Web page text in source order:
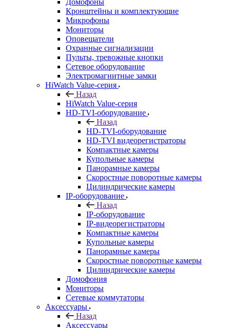
Домофоны
Кронштейны и комплектующие
Микрофоны
Мониторы
Оповещатели
Охранные сигнализации
Пульты, тревожные кнопки
Сетевое оборудование
Электромагнитные замки
HiWatch Value-серия
Назад
HiWatch Value-серия
HD-TVI-оборудование
Назад
HD-TVI-оборудование
HD-TVI видеорегистраторы
Компактные камеры
Купольные камеры
Панорамные камеры
Скоростные поворотные камеры
Цилиндрические камеры
IP-оборудование
Назад
IP-оборудование
IP-видеорегистраторы
Компактные камеры
Купольные камеры
Панорамные камеры
Скоростные поворотные камеры
Цилиндрические камеры
Домофония
Мониторы
Сетевые коммутаторы
Аксессуары
Назад
Аксессуары